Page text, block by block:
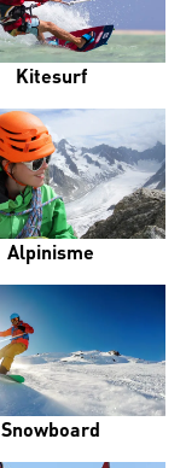
Kitesurf
Alpinisme
Snowboard